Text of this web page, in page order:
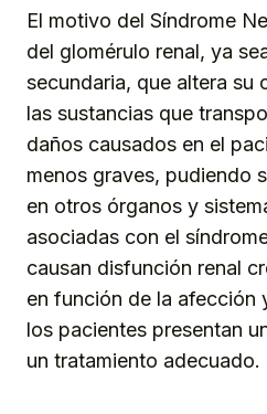
El motivo del Síndrome
del glomérulo renal, ya
secundaria, que altera su
las sustancias que
daños causados en el
menos graves, pudiendo
en otros órganos y
asociadas con el
causan disfunción renal
en función de la afección
los pacientes presentan
un tratamiento adecuado.